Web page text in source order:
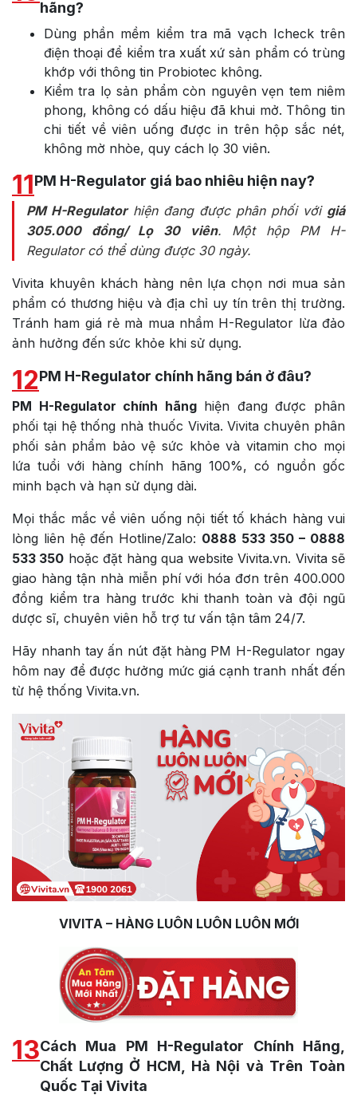
hãng?
Dùng phần mềm kiểm tra mã vạch Icheck trên
điện thoại để kiểm tra xuất xứ sản phẩm có trùng
khớp với thông tin Probiotec không.
Kiểm tra lọ sản phẩm còn nguyên vẹn tem niêm
phong, không có dấu hiệu đã khui mở. Thông tin
chi tiết về viên uống được in trên hộp sắc nét,
không mờ nhòe, quy cách lọ 30 viên.
11PM H-Regulator giá bao nhiêu hiện nay?
PM H-Regulatorhiện đang được phân phối với giá
305.000 đồng/ Lọ 30 viên. Một hộp PM H-
Regulator có thể dùng được 30 ngày.
Vivita khuyên khách hàng nên lựa chọn nơi mua sản
phẩm có thương hiệu và địa chỉ uy tín trên thị trường.
Tránh ham giá rẻ mà mua nhầm H-Regulator lừa đảo
ảnh hưởng đến sức khỏe khi sử dụng.
12PM H-Regulator chính hãng bán ở đâu?
PM H-Regulator chính hãnghiện đang được phân
phối tại hệ thống nhà thuốc Vivita. Vivita chuyên phân
phối sản phẩm bảo vệ sức khỏe và vitamin cho mọi
lứa tuổi với hàng chính hãng 100%, có nguồn gốc
minh bạch và hạn sử dụng dài.
Mọi thắc mắc về viên uống nội tiết tố khách hàng vui
lòng liên hệ đến Hotline/Zalo: 0888 533 350 – 0888
533 350 hoặc đặt hàng qua website Vivita.vn. Vivita sẽ
giao hàng tận nhà miễn phí với hóa đơn trên 400.000
đồng kiểm tra hàng trước khi thanh toàn và đội ngũ
dược sĩ, chuyên viên hỗ trợ tư vấn tận tâm 24/7.
Hãy nhanh tay ấn nút đặt hàng PM H-Regulator ngay
hôm nay để được hưởng mức giá cạnh tranh nhất đến
từ hệ thống Vivita.vn.
VIVITA – HÀNG LUÔN LUÔN LUÔN MỚI
13Cách Mua PM H-Regulator Chính Hãng,
Chất Lượng Ở HCM, Hà Nội và Trên Toàn
Quốc Tại Vivita